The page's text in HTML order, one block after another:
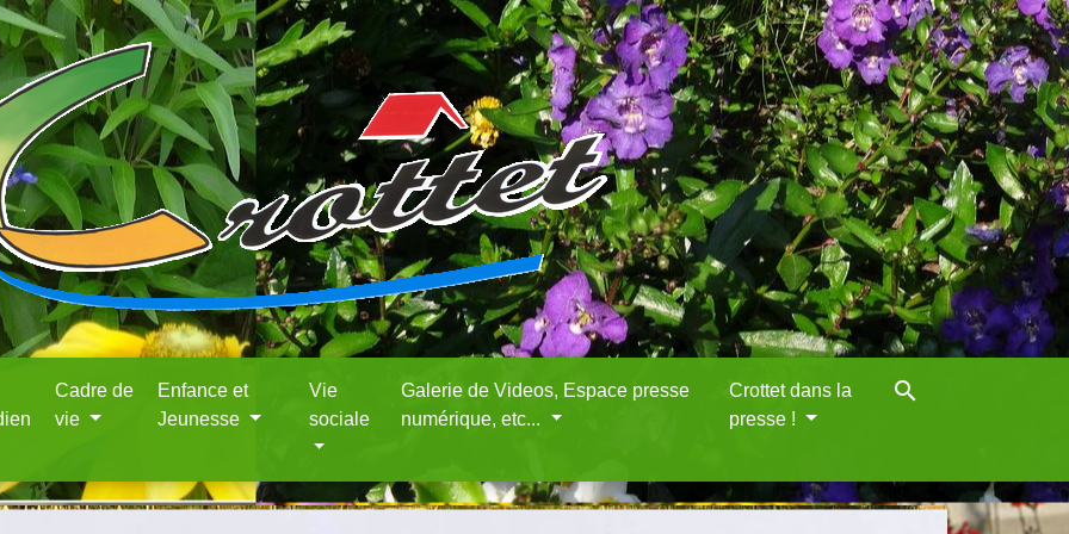
Cadre de
vie
Enfance et
Jeunesse
Vie
sociale
Galerie de Videos, Espace presse
numérique, etc...
Crottet dans la
presse !
search